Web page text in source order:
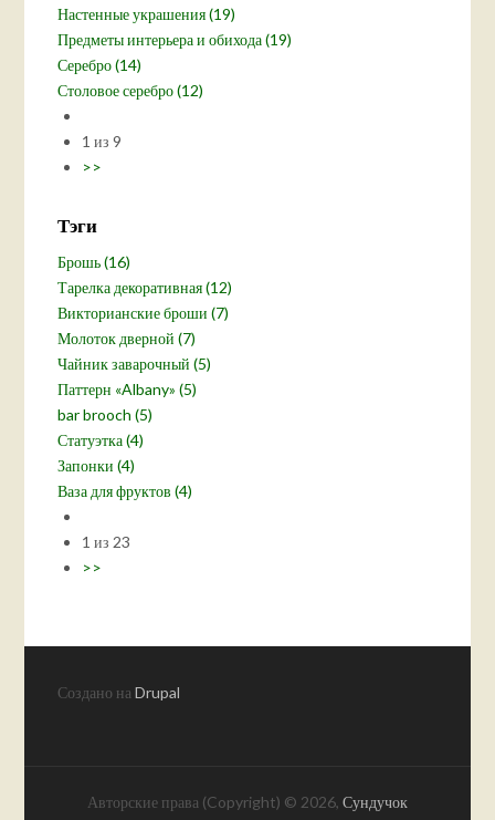
Настенные украшения (19)
Предметы интерьера и обихода (19)
Серебро (14)
Столовое серебро (12)
1 из 9
>>
Тэги
Брошь (16)
Тарелка декоративная (12)
Викторианские броши (7)
Молоток дверной (7)
Чайник заварочный (5)
Паттерн «Albany» (5)
bar brooch (5)
Статуэтка (4)
Запонки (4)
Ваза для фруктов (4)
1 из 23
>>
Создано наDrupal
Авторские права (Copyright) © 2026, Сундучок